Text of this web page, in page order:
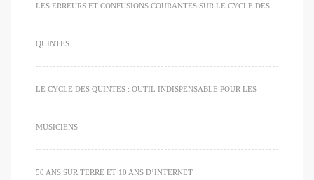
LES ERREURS ET CONFUSIONS COURANTES SUR LE CYCLE DES
QUINTES
LE CYCLE DES QUINTES : OUTIL INDISPENSABLE POUR LES
MUSICIENS
50 ANS SUR TERRE ET 10 ANS D’INTERNET